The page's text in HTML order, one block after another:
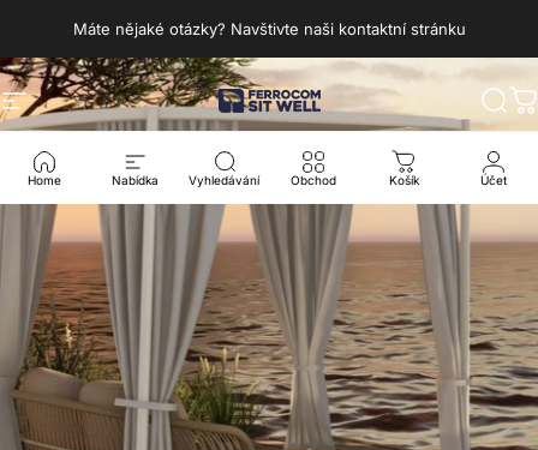
Máte nějaké otázky? Navštivte naši kontaktní stránku
Navigace na webu Ferrocom - SitWell
Home Nabídka Vyhledávání Obchod Košík Účet